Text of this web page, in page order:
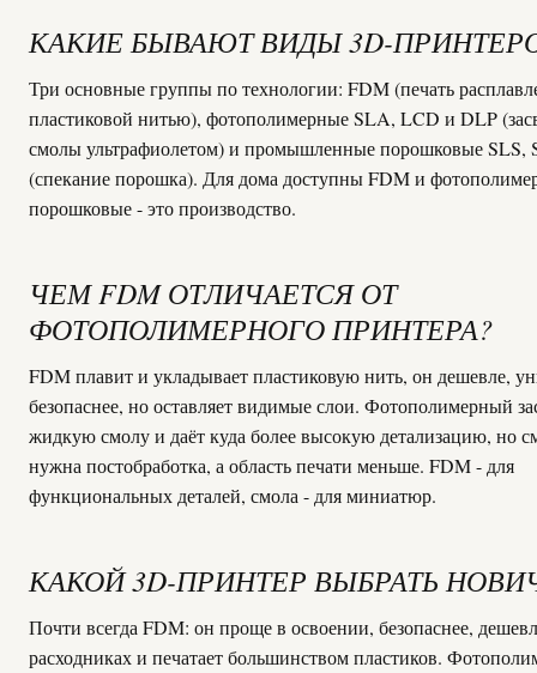
КАКИЕ БЫВАЮТ ВИДЫ 3D-
Три основные группы по технологии: FDM (печать
пластиковой нитью), фотополимерные SLA, LCD и DLP
смолы ультрафиолетом) и промышленные порошковые SLS,
(спекание порошка). Для дома доступны FDM и
порошковые - это производство.
ЧЕМ FDM ОТЛИЧАЕТСЯ ОТ
ФОТОПОЛИМЕРНОГО ПРИНТЕРА?
FDM плавит и укладывает пластиковую нить, он дешевле,
безопаснее, но оставляет видимые слои. Фотополимерный
жидкую смолу и даёт куда более высокую детализацию, но
нужна постобработка, а область печати меньше. FDM - для
функциональных деталей, смола - для миниатюр.
КАКОЙ 3D-ПРИНТЕР ВЫБРАТЬ
Почти всегда FDM: он проще в освоении, безопаснее,
расходниках и печатает большинством пластиков.